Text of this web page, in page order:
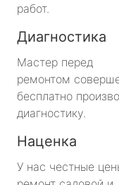
работ.
Диагностика
Мастер перед
ремонтом
бесплатно
диагностику.
Наценка
У нас честные